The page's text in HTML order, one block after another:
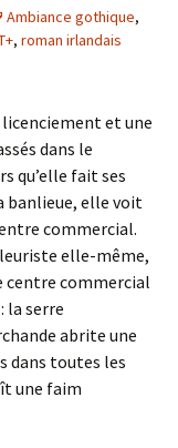
Ambiance gothique,
, roman irlandais
licenciement et une
dans le
qu’elle fait ses
banlieue, elle voit
commercial.
elle-même,
centre commercial
la serre
abrite une
dans toutes les
une faim